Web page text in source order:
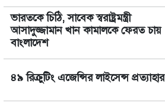
ভারতকে চিঠি, সাবেক স্বরাষ্ট্রমন্ত্রী
আসাদুজ্জামান খান কামালকে ফেরত চায়
বাংলাদেশ
৪৯ রিক্রুটিং এজেন্সির লাইসেন্স প্রত্যাহার